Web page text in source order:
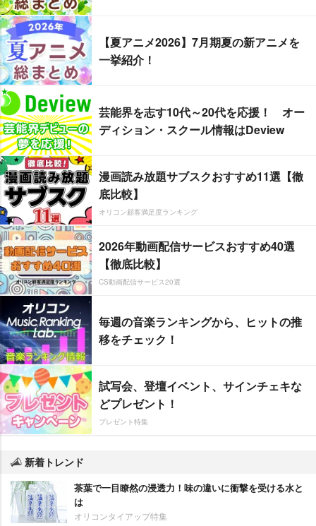
【夏アニメ2026】7月期夏の新アニメを
一挙紹介！
芸能界を志す10代～20代を応援！ オー
ディション・スクール情報はDeview
漫画読み放題サブスクおすすめ11選【徹
底比較】
オリコン顧客満足度ランキング
2026年動画配信サービスおすすめ40選
【徹底比較】
CS動画配信サービス20選
毎週の音楽ランキングから、ヒットの推
移をチェック！
試写会、登壇イベント、サインチェキな
どプレゼント！
プレゼント特集
新着トレンド
茶葉で一目瞭然の浸透力！味の違いに衝撃を受ける水と
は
オリコンタイアップ特集